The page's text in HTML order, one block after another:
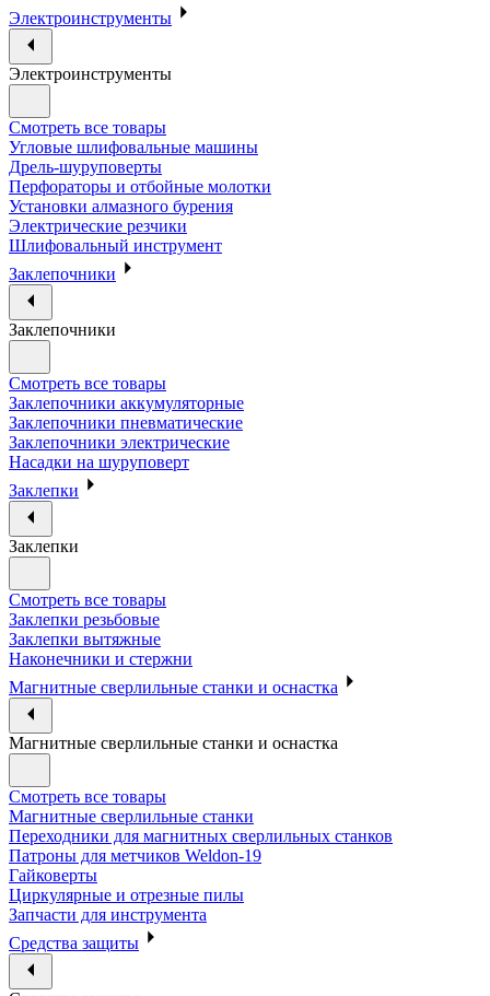
Электроинструменты
Электроинструменты
Смотреть все товары
Угловые шлифовальные машины
Дрель-шуруповерты
Перфораторы и отбойные молотки
Установки алмазного бурения
Электрические резчики
Шлифовальный инструмент
Заклепочники
Заклепочники
Смотреть все товары
Заклепочники аккумуляторные
Заклепочники пневматические
Заклепочники электрические
Насадки на шуруповерт
Заклепки
Заклепки
Смотреть все товары
Заклепки резьбовые
Заклепки вытяжные
Наконечники и стержни
Магнитные сверлильные станки и оснастка
Магнитные сверлильные станки и оснастка
Смотреть все товары
Магнитные сверлильные станки
Переходники для магнитных сверлильных станков
Патроны для метчиков Weldon-19
Гайковерты
Циркулярные и отрезные пилы
Запчасти для инструмента
Средства защиты